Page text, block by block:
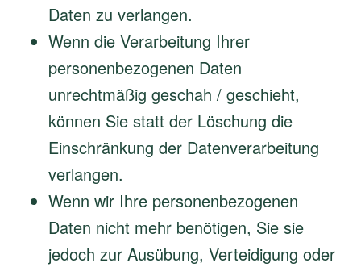
Daten zu verlangen.
Wenn die Verarbeitung Ihrer
personenbezogenen Daten
unrechtmäßig geschah / geschieht,
können Sie statt der Löschung die
Einschränkung der Datenverarbeitung
verlangen.
Wenn wir Ihre personenbezogenen
Daten nicht mehr benötigen, Sie sie
jedoch zur Ausübung, Verteidigung oder